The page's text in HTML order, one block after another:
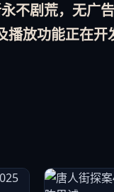
永不剧荒， 无广告
放功能正在开